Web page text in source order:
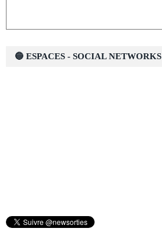
🔵 ESPACES - SOCIAL NETWORKS